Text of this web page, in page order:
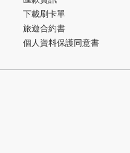
下載刷卡單
旅遊合約書
個人資料保護同意書